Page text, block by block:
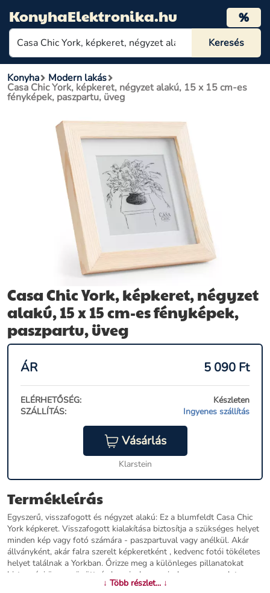
KonyhaElektronika.hu %
Konyha Modern lakás
Casa Chic York, képkeret, négyzet alakú, 15 x 15 cm-es
fényképek, paszpartu, üveg
Casa Chic York, képkeret, négyzet
alakú, 15 x 15 cm-es fényképek,
paszpartu, üveg
ÁR 5 090 Ft
ELÉRHETŐSÉG:
Készleten
SZÁLLÍTÁS:
Ingyenes szállítás
Vásárlás
Klarstein
Termékleírás
Egyszerű, visszafogott és négyzet alakú: Ez a blumfeldt Casa Chic
York képkeret. Visszafogott kialakítása biztosítja a szükséges helyet
minden kép vagy fotó számára - paszpartuval vagy anélkül. Akár
állványként, akár falra szerelt képkeretként , kedvenc fotói tökéletes
helyet találnak a Yorkban. Őrizze meg a különleges pillanatokat
biztonsági üveg mögött, és hagyja, hogy minden nap mosolyt
fakasszon az arcán. A kevesebb néha több: blumfeldt Casa Chic
↓ Több részlet... ↓